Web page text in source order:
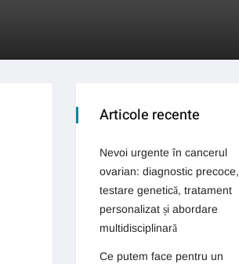
Articole recente
Nevoi urgente în cancerul
ovarian: diagnostic precoce,
testare genetică, tratament
personalizat și abordare
multidisciplinară
Ce putem face pentru un